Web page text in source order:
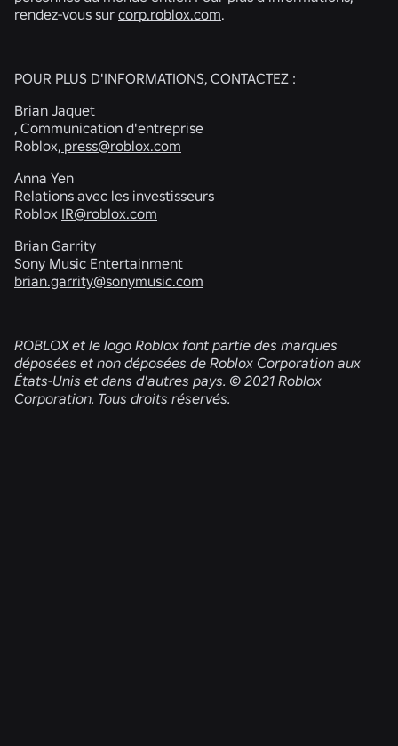
rendez-vous sur corp.roblox.com.
POUR PLUS D'INFORMATIONS, CONTACTEZ :
Brian Jaquet
, Communication d'entreprise
Roblox, press@roblox.com
Anna Yen
Relations avec les investisseurs
Roblox IR@roblox.com
Brian Garrity
Sony Music Entertainment
brian.garrity@sonymusic.com
ROBLOX et le logo Roblox font partie des marques
déposées et non déposées de Roblox Corporation aux
États-Unis et dans d'autres pays. © 2021 Roblox
Corporation. Tous droits réservés.